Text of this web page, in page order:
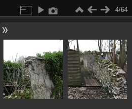
4/64